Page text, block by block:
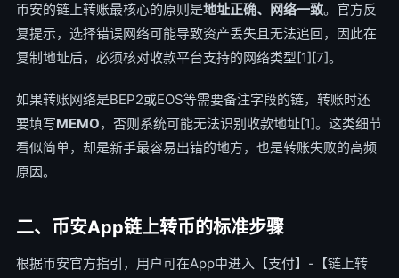
币安的链上转账最核心的原则是地址正确、网络一致。官方反
复提示，选择错误网络可能导致资产丢失且无法追回，因此在
复制地址后，必须核对收款平台支持的网络类型[1][7]。
如果转账网络是BEP2或EOS等需要备注字段的链，转账时还
要填写MEMO，否则系统可能无法识别收款地址[1]。这类细节
看似简单，却是新手最容易出错的地方，也是转账失败的高频
原因。
二、币安App链上转币的标准步骤
根据币安官方指引，用户可在App中进入【支付】-【链上转